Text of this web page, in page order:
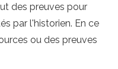
des preuves pour
par l'historien. En ce
ou des preuves